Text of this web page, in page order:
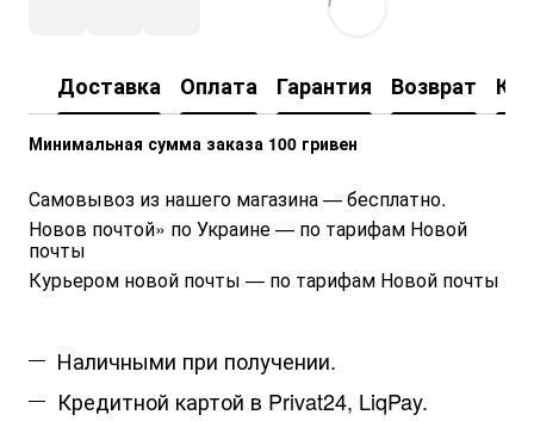
Доставка Оплата Гарантия Возврат
Минимальная сумма заказа 100 гривен
Самовывоз из нашего магазина — бесплатно.
Новов почтой» по Украине — по тарифам Новой
почты
Курьером новой почты — по тарифам Новой почты
Наличными при получении.
Кредитной картой в Privat24, LiqPay.